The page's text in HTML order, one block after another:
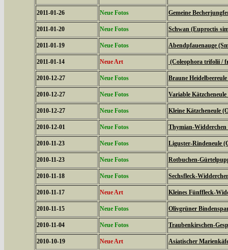
2011-01-26 Neue Fotos Gemeine
2011-01-20 Neue Fotos Schwan (Euproctis
2011-01-19 Neue Fotos Abendpfauenauge
2011-01-14 Neue Art (Coleophora trifolii /
2010-12-27 Neue Fotos Braune
2010-12-27 Neue Fotos Variable
2010-12-27 Neue Fotos Kleine Kätzcheneule
2010-12-01 Neue Fotos Thymian-
2010-11-23 Neue Fotos Liguster-Rindeneule
2010-11-23 Neue Fotos Rotbuchen-
2010-11-18 Neue Fotos Sechsfleck-
2010-11-17 Neue Art Kleines Fünffleck-
2010-11-15 Neue Fotos Olivgrüner
2010-11-04 Neue Fotos Traubenkirschen-
2010-10-19 Neue Art Asiatischer